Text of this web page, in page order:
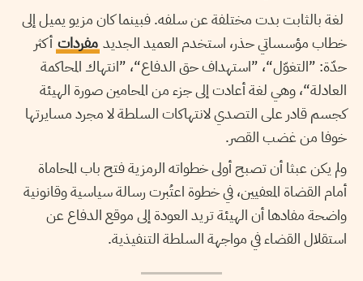
لغة بالثابت بدت مختلفة عن سلفه. فبينما كان مزيو يميل إلى
خطاب مؤسساتي حذر، استخدم العميد الجديد مفردات أكثر
حدّة: ”التغوّل“، ”استهداف حق الدفاع“، ”انتهاك المحاكمة
العادلة“، وهي لغة أعادت إلى جزء من المحامين صورة الهيئة
كجسم قادر على التصدي لانتهاكات السلطة لا مجرد مسايرتها
خوفا من غضب القصر.
ولم يكن عبثا أن تصبح أولى خطواته الرمزية فتح باب المحاماة
أمام القضاة المعفيين، في خطوة اعتُبرت رسالة سياسية وقانونية
واضحة مفادها أن الهيئة تريد العودة إلى موقع الدفاع عن
استقلال القضاء في مواجهة السلطة التنفيذية.